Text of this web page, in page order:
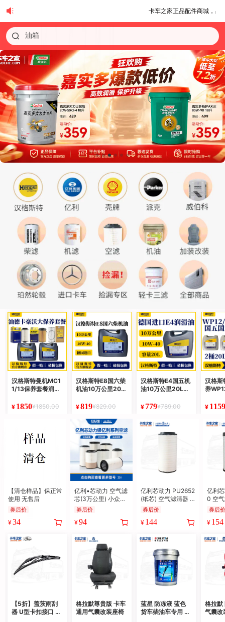
卡车之家正品配件商城，品质保证 只卖正
逆变器
坐垫
防冻液
汉格斯特曼机MC1
1/13保养套餐润滑
里汕德卡豪沃
¥ 1850¥1850.00
汉格斯特E8国六柴
机油10万公里20L
用
¥819¥829.00
汉格斯特E4国五机
油10万公里20L重
润滑油
¥ 779¥789.00
汉格斯
养
¥
【清仓样品】保正常
使用 无售后
券后价
¥34
亿利•芯动力 空气滤
芯(3万公里) 小众型
号系列集合
券后价
¥94
亿利芯动力 PU2652
(纸芯) 空气滤清器 1
-3万公里 解放J7/J6
P/JH6、重汽
券后价
¥ 144
亿利
0 空
公里
旗舰/
券后价
¥ 154
【5折】盖茨雨刮
器 U型卡扣接口 有
格拉默尊贵版 卡车
通用气囊改装座椅
蓝星 防冻液 蓝色
货车柴油车专用 -2
格拉默
气囊改